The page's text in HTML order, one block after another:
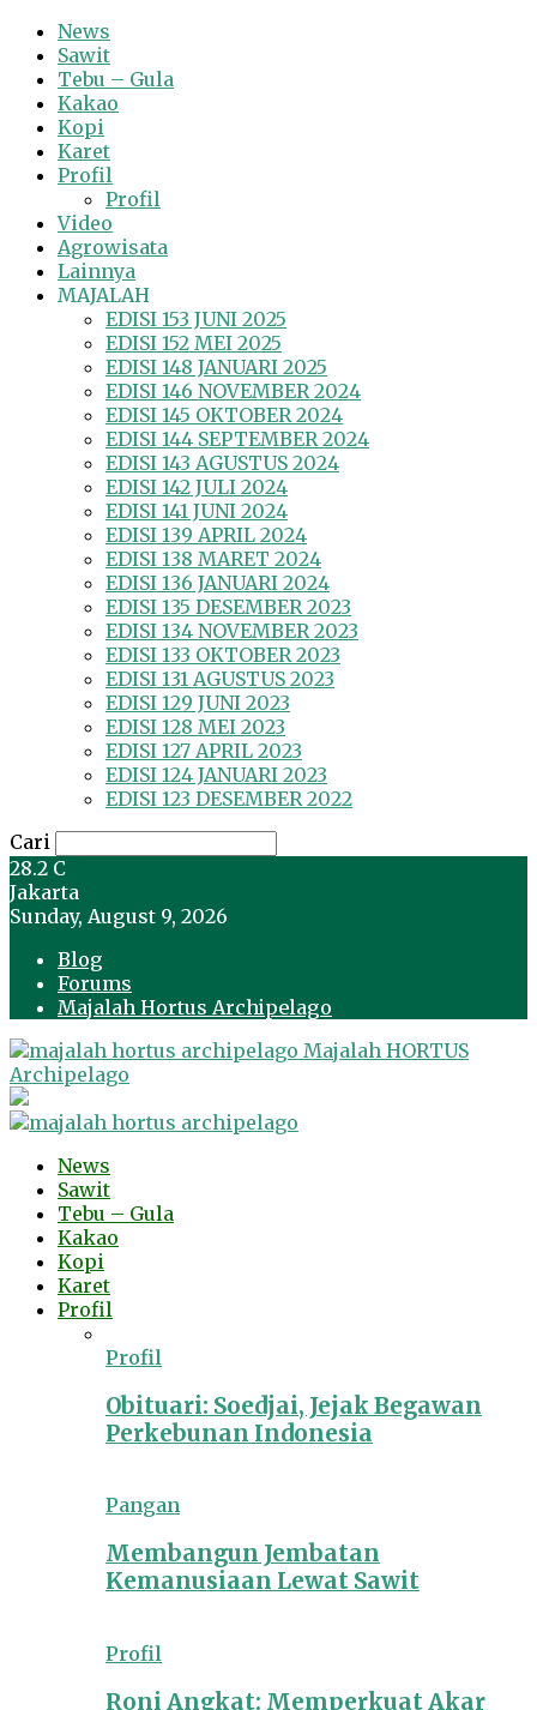
News
Sawit
Tebu – Gula
Kakao
Kopi
Karet
Profil
Profil
Video
Agrowisata
Lainnya
MAJALAH
EDISI 153 JUNI 2025
EDISI 152 MEI 2025
EDISI 148 JANUARI 2025
EDISI 146 NOVEMBER 2024
EDISI 145 OKTOBER 2024
EDISI 144 SEPTEMBER 2024
EDISI 143 AGUSTUS 2024
EDISI 142 JULI 2024
EDISI 141 JUNI 2024
EDISI 139 APRIL 2024
EDISI 138 MARET 2024
EDISI 136 JANUARI 2024
EDISI 135 DESEMBER 2023
EDISI 134 NOVEMBER 2023
EDISI 133 OKTOBER 2023
EDISI 131 AGUSTUS 2023
EDISI 129 JUNI 2023
EDISI 128 MEI 2023
EDISI 127 APRIL 2023
EDISI 124 JANUARI 2023
EDISI 123 DESEMBER 2022
Cari
28.2 C
Jakarta
Sunday, August 9, 2026
Blog
Forums
Majalah Hortus Archipelago
Majalah HORTUS
Archipelago
News
Sawit
Tebu – Gula
Kakao
Kopi
Karet
Profil
Profil
Obituari: Soedjai, Jejak Begawan
Perkebunan Indonesia
Pangan
Membangun Jembatan
Kemanusiaan Lewat Sawit
Profil
Roni Angkat: Memperkuat Akar